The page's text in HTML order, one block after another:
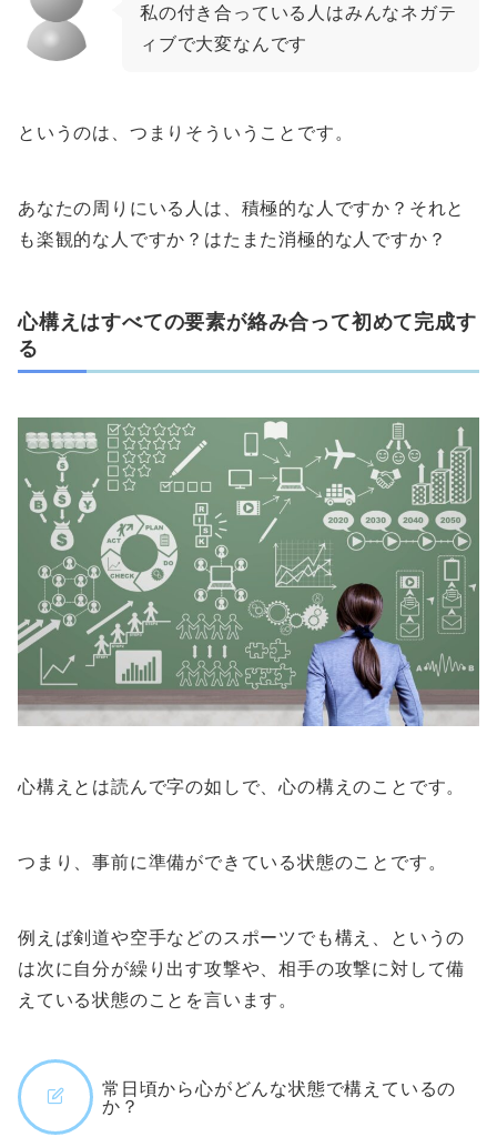
私の付き合っている人はみんなネガテ
ィブで大変なんです
というのは、つまりそういうことです。
あなたの周りにいる人は、積極的な人ですか？それと
も楽観的な人ですか？はたまた消極的な人ですか？
心構えはすべての要素が絡み合って初めて完成す
る
心構えとは読んで字の如しで、心の構えのことです。
つまり、事前に準備ができている状態のことです。
例えば剣道や空手などのスポーツでも構え、というの
は次に自分が繰り出す攻撃や、相手の攻撃に対して備
えている状態のことを言います。
常日頃から心がどんな状態で構えているの
か？